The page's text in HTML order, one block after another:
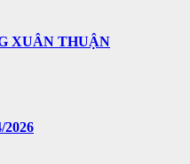
XUÂN THUẬN